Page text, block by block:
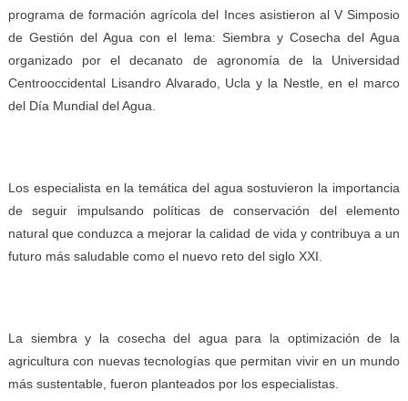
programa de formación agrícola del Inces asistieron al V Simposio
de Gestión del Agua con el lema: Siembra y Cosecha del Agua
organizado por el decanato de agronomía de la Universidad
Centrooccidental Lisandro Alvarado, Ucla y la Nestle, en el marco
del Día Mundial del Agua.
Los especialista en la temática del agua sostuvieron la importancia
de seguir impulsando políticas de conservación del elemento
natural que conduzca a mejorar la calidad de vida y contribuya a un
futuro más saludable como el nuevo reto del siglo XXI.
La siembra y la cosecha del agua para la optimización de la
agricultura con nuevas tecnologías que permitan vivir en un mundo
más sustentable, fueron planteados por los especialistas.